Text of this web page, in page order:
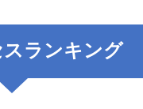
ランキング